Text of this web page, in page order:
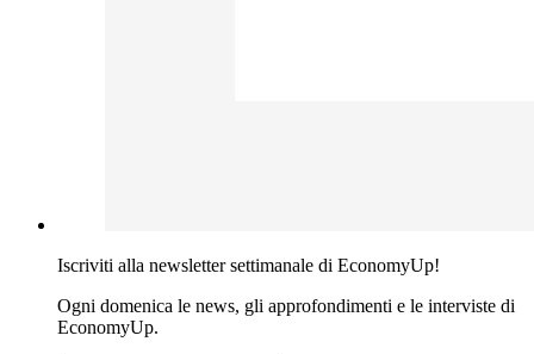
Iscriviti alla newsletter settimanale di EconomyUp!
Ogni domenica le news, gli approfondimenti e le interviste di
EconomyUp.